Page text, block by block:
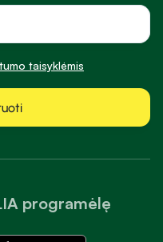
programėlę
taisyklėmis